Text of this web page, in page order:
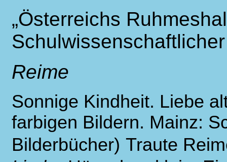
„Österreichs
Reime
Sonnige Kindheit. Liebe
farbigen Bildern. Mainz:
Bilderbücher) Traute